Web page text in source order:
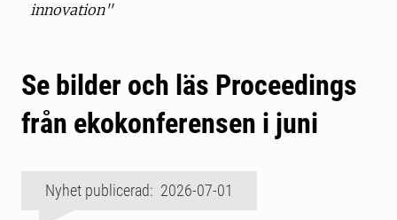
innovation"
Se bilder och läs Proceedings
från ekokonferensen i juni
Nyhet publicerad: 2026-07-01